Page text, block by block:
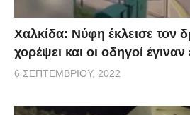
Χαλκίδα: Νύφη έκλεισε τον
χορέψει και οι οδηγοί έγιναν
6 ΣΕΠΤΕΜΒΡΊΟΥ, 2022